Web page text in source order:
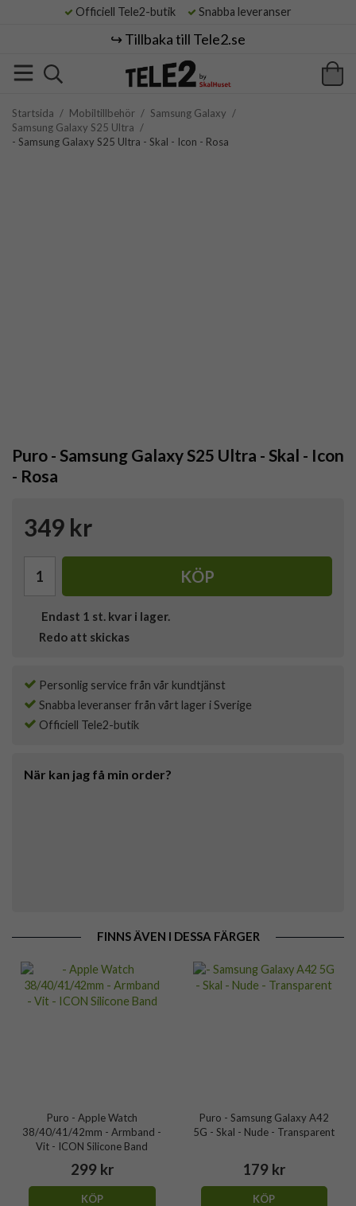
Officiell Tele2-butik Snabba leveranser
↪️ Tillbaka till Tele2.se
Startsida / Mobiltillbehör / Samsung Galaxy /
Samsung Galaxy S25 Ultra /
- Samsung Galaxy S25 Ultra - Skal - Icon - Rosa
Puro - Samsung Galaxy S25 Ultra - Skal - Icon
- Rosa
349 kr
KÖP
Endast 1 st. kvar i lager.
Redo att skickas
Personlig service från vår kundtjänst
Snabba leveranser från vårt lager i Sverige
Officiell Tele2-butik
När kan jag få min order?
FINNS ÄVEN I DESSA FÄRGER
Puro - Apple Watch
38/40/41/42mm - Armband -
Vit - ICON Silicone Band
299 kr
KÖP
Puro - Samsung Galaxy A42
5G - Skal - Nude - Transparent
179 kr
KÖP